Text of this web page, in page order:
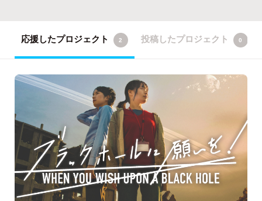
応援したプロジェクト 2 投稿したプロジェクト 0